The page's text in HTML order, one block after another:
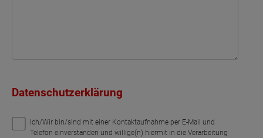
Datenschutzerklärung
Ich/Wir bin/sind mit einer Kontaktaufnahme per E-Mail und
Telefon einverstanden und willige(n) hiermit in die Verarbeitung